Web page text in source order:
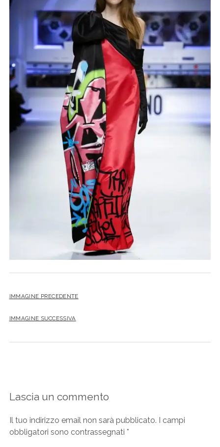
IMMAGINE PRECEDENTE
IMMAGINE SUCCESSIVA
Lascia un commento
Il tuo indirizzo email non sarà pubblicato. I campi
obbligatori sono contrassegnati *